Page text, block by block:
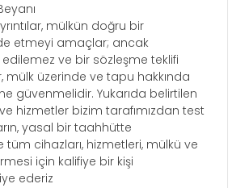
mülkün doğru bir
etmeyi amaçlar; ancak
ve bir sözleşme teklifi
mülk üzerinde ve tapu hakkında
güvenmelidir. Yukarıda belirtilen
hizmetler bizim tarafımızdan test
yasal bir taahhütte
cihazları, hizmetleri, mülkü ve
için kalifiye bir kişi
ederiz